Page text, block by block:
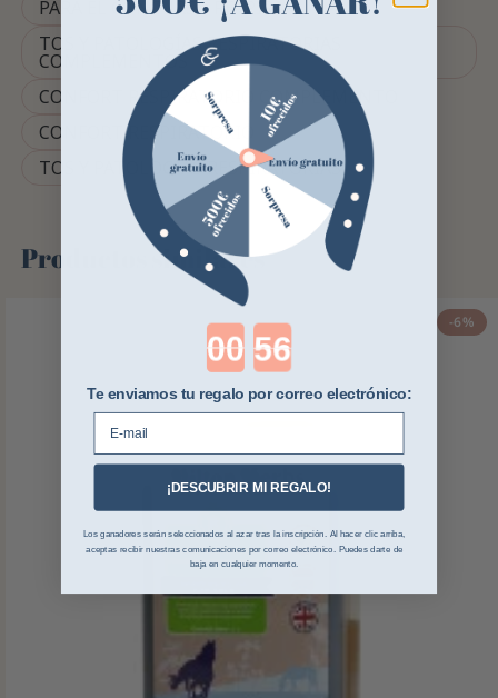
PARA EL CONCURSO RESPIRAR
TOS Y PATOLOGÍAS RESPIRATORIAS
COMPLEMENTOS
CONFORT RESPIRATORIO COMPLEMENTO
CONFORT RESPIRATORIO
TOS Y PATOLOGÍAS RESPIRATORIAS
Productos similares
-6%
Countdown ends in:
Te enviamos tu regalo por correo electrónico:
E-mail
¡DESCUBRIR MI REGALO!
Los ganadores serán seleccionados al azar tras la inscripción. Al hacer clic arriba,
aceptas recibir nuestras comunicaciones por correo electrónico. Puedes darte de
baja en cualquier momento.